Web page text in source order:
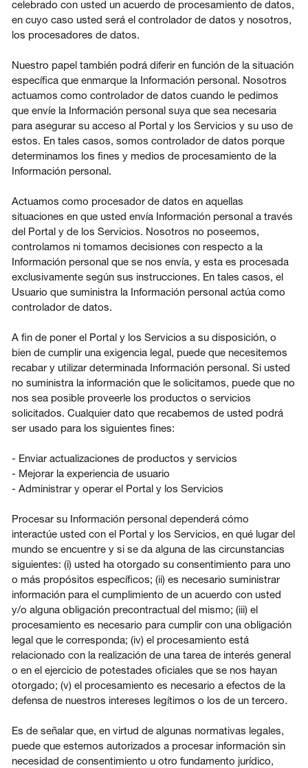
celebrado con usted un acuerdo de procesamiento de datos,
en cuyo caso usted será el controlador de datos y nosotros,
los procesadores de datos.
Nuestro papel también podrá diferir en función de la situación
específica que enmarque la Información personal. Nosotros
actuamos como controlador de datos cuando le pedimos
que envíe la Información personal suya que sea necesaria
para asegurar su acceso al Portal y los Servicios y su uso de
estos. En tales casos, somos controlador de datos porque
determinamos los fines y medios de procesamiento de la
Información personal.
Actuamos como procesador de datos en aquellas
situaciones en que usted envía Información personal a través
del Portal y de los Servicios. Nosotros no poseemos,
controlamos ni tomamos decisiones con respecto a la
Información personal que se nos envía, y esta es procesada
exclusivamente según sus instrucciones. En tales casos, el
Usuario que suministra la Información personal actúa como
controlador de datos.
A fin de poner el Portal y los Servicios a su disposición, o
bien de cumplir una exigencia legal, puede que necesitemos
recabar y utilizar determinada Información personal. Si usted
no suministra la información que le solicitamos, puede que no
nos sea posible proveerle los productos o servicios
solicitados. Cualquier dato que recabemos de usted podrá
ser usado para los siguientes fines:
- Enviar actualizaciones de productos y servicios
- Mejorar la experiencia de usuario
- Administrar y operar el Portal y los Servicios
Procesar su Información personal dependerá cómo
interactúe usted con el Portal y los Servicios, en qué lugar del
mundo se encuentre y si se da alguna de las circunstancias
siguientes: (i) usted ha otorgado su consentimiento para uno
o más propósitos específicos; (ii) es necesario suministrar
información para el cumplimiento de un acuerdo con usted
y/o alguna obligación precontractual del mismo; (iii) el
procesamiento es necesario para cumplir con una obligación
legal que le corresponda; (iv) el procesamiento está
relacionado con la realización de una tarea de interés general
o en el ejercicio de potestades oficiales que se nos hayan
otorgado; (v) el procesamiento es necesario a efectos de la
defensa de nuestros intereses legítimos o los de un tercero.
Es de señalar que, en virtud de algunas normativas legales,
puede que estemos autorizados a procesar información sin
necesidad de consentimiento u otro fundamento jurídico,